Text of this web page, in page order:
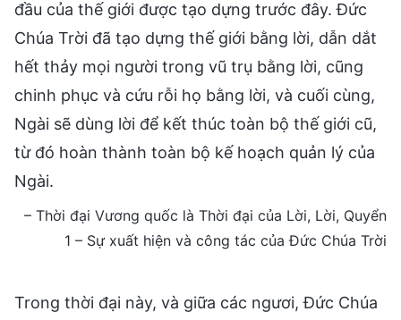
đầu của thế giới được tạo dựng trước đây. Đức
Chúa Trời đã tạo dựng thế giới bằng lời, dẫn dắt
hết thảy mọi người trong vũ trụ bằng lời, cũng
chinh phục và cứu rỗi họ bằng lời, và cuối cùng,
Ngài sẽ dùng lời để kết thúc toàn bộ thế giới cũ,
từ đó hoàn thành toàn bộ kế hoạch quản lý của
Ngài.
– Thời đại Vương quốc là Thời đại của Lời, Lời, Quyển
1 – Sự xuất hiện và công tác của Đức Chúa Trời
Trong thời đại này, và giữa các ngươi, Đức Chúa